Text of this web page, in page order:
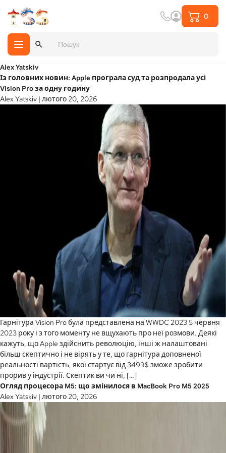
0
Alex Yatskiv
Із головних новин: Apple програла суд та розпродала усі
Vision Pro за одну годину
Alex Yatskiv | лютого 20, 2026
Гарнітура Vision Pro була представлена на WWDC 2023 5 червня
2023 року і з того моменту не вщухають про неї розмови. Деякі
кажуть, що Apple здійснить революцію, інші ж налаштовані
більш скептично і не вірять у те, що гарнітура доповненої
реальності вартість, якої стартує від 3499$ зможе зробити
прорив у індустрії. Скептик ви чи ні, […]
Огляд процесора M5: що змінилося в MacBook Pro M5 2025
Alex Yatskiv | лютого 20, 2026